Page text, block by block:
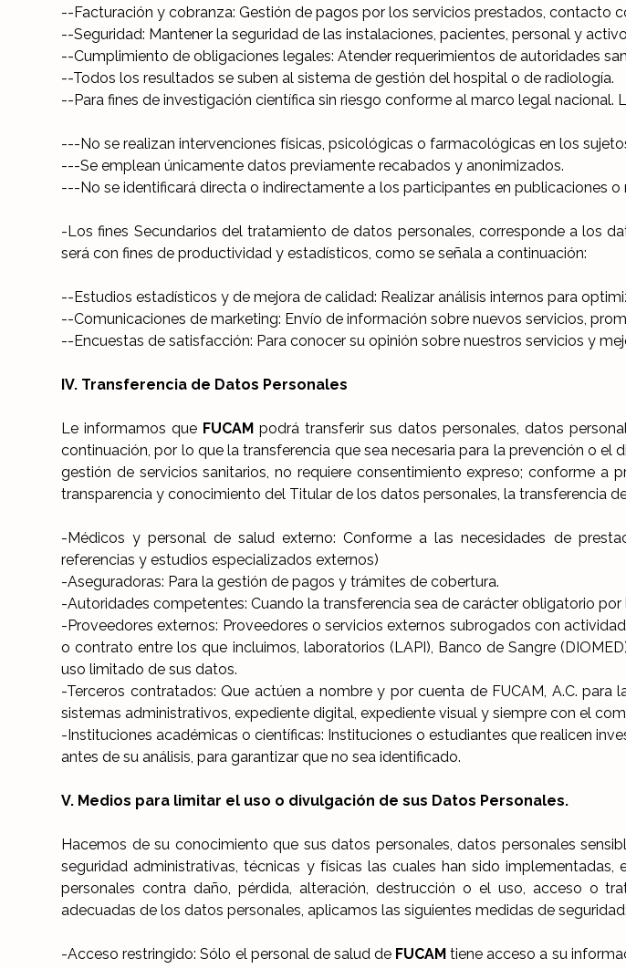
--Facturación y cobranza: Gestión de pagos por los servicios prestados, contacto
--Seguridad: Mantener la seguridad de las instalaciones, pacientes, personal y
--Cumplimiento de obligaciones legales: Atender requerimientos de autoridades
--Todos los resultados se suben al sistema de gestión del hospital o de radiología.
--Para fines de investigación científica sin riesgo conforme al marco legal nacional.
---No se realizan intervenciones físicas, psicológicas o farmacológicas en los
---Se emplean únicamente datos previamente recabados y anonimizados.
---No se identificará directa o indirectamente a los participantes en publicaciones o
-Los fines Secundarios del tratamiento de datos personales, corresponde a los
será con fines de productividad y estadísticos, como se señala a continuación:
--Estudios estadísticos y de mejora de calidad: Realizar análisis internos para
--Comunicaciones de marketing: Envío de información sobre nuevos servicios,
--Encuestas de satisfacción: Para conocer su opinión sobre nuestros servicios y
IV. Transferencia de Datos Personales
Le informamos que FUCAM podrá transferir sus datos personales, datos
continuación, por lo que la transferencia que sea necesaria para la prevención o
gestión de servicios sanitarios, no requiere consentimiento expreso; conforme
transparencia y conocimiento del Titular de los datos personales, la transferencia
-Médicos y personal de salud externo: Conforme a las necesidades de
referencias y estudios especializados externos)
-Aseguradoras: Para la gestión de pagos y trámites de cobertura.
-Autoridades competentes: Cuando la transferencia sea de carácter obligatorio por
-Proveedores externos: Proveedores o servicios externos subrogados con
o contrato entre los que incluimos, laboratorios (LAPI), Banco de Sangre
uso limitado de sus datos.
-Terceros contratados: Que actúen a nombre y por cuenta de FUCAM, A.C.
sistemas administrativos, expediente digital, expediente visual y siempre con el
-Instituciones académicas o científicas: Instituciones o estudiantes que realicen
antes de su análisis, para garantizar que no sea identificado.
V. Medios para limitar el uso o divulgación de sus Datos Personales.
Hacemos de su conocimiento que sus datos personales, datos personales
seguridad administrativas, técnicas y físicas las cuales han sido
personales contra daño, pérdida, alteración, destrucción o el uso, acceso o
adecuadas de los datos personales, aplicamos las siguientes medidas de seguridad:
-Acceso restringido: Sólo el personal de salud de FUCAM tiene acceso a su